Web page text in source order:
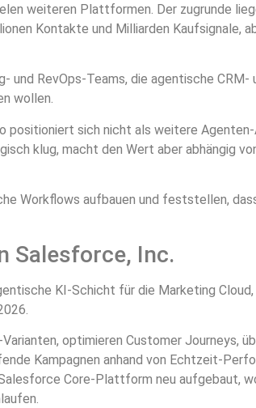
weiteren Plattformen. Der zugrunde
Kontakte und Milliarden Kaufsignale,
und RevOps-Teams, die agentische
wollen.
positioniert sich nicht als weitere Agenten-
klug, macht den Wert aber abhängig
Workflows aufbauen und feststellen,
Salesforce, Inc.
KI-Schicht für die Marketing
optimieren Customer Journeys,
Kampagnen anhand von Echtzeit-
Core-Plattform neu aufgebaut,